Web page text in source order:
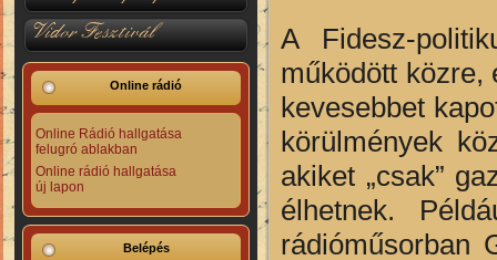
Vidor Fesztivál
Online rádió
Online Rádió hallgatása
felugró ablakban
Online rádió hallgatása
új lapon
Belépés
A Fidesz-
működött közre,
kevesebbet
körülmények
akiket „csak”
élhetnek.
rádióműsorban